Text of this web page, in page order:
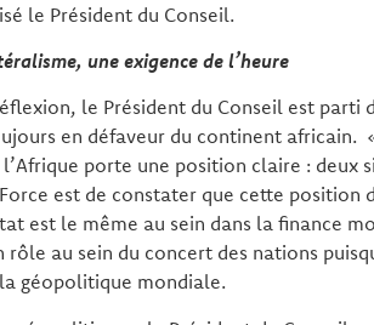
le Président du Conseil.
une exigence de l’heure
le Président du Conseil est parti
en défaveur du continent africain.
porte une position claire : deux
est de constater que cette position
est le même au sein dans la finance
rôle au sein du concert des nations
géopolitique mondiale.